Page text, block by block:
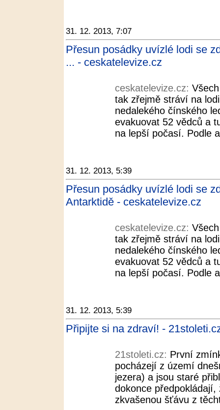
31. 12. 2013, 7:07
Přesun posádky uvízlé lodi se
... - ceskatelevize.cz
ceskatelevize.cz:
tak zřejmě stráví na
nedalekého čínského
evakuovat 52 vědců a
na lepší počasí. Podle
31. 12. 2013, 5:39
Přesun posádky uvízlé lodi se
Antarktidě - ceskatelevize.cz
ceskatelevize.cz:
tak zřejmě stráví na
nedalekého čínského
evakuovat 52 vědců a
na lepší počasí. Podle
31. 12. 2013, 5:39
Připijte si na zdraví! -
21stoleti.cz: První
pocházejí z území
jezera) a jsou staré
dokonce
zkvašenou šťávu z